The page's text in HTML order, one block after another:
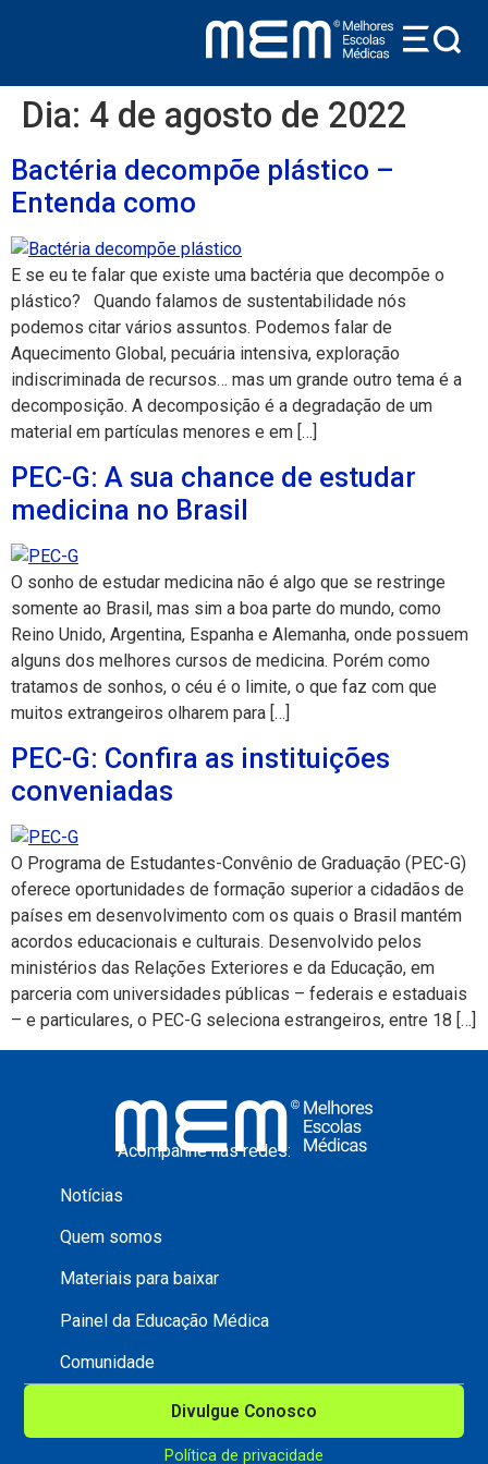
Dia: 4 de agosto de 2022
Bactéria decompõe plástico –
Entenda como
E se eu te falar que existe uma bactéria que decompõe o
plástico? Quando falamos de sustentabilidade nós
podemos citar vários assuntos. Podemos falar de
Aquecimento Global, pecuária intensiva, exploração
indiscriminada de recursos… mas um grande outro tema é a
decomposição. A decomposição é a degradação de um
material em partículas menores e em […]
PEC-G: A sua chance de estudar
medicina no Brasil
O sonho de estudar medicina não é algo que se restringe
somente ao Brasil, mas sim a boa parte do mundo, como
Reino Unido, Argentina, Espanha e Alemanha, onde possuem
alguns dos melhores cursos de medicina. Porém como
tratamos de sonhos, o céu é o limite, o que faz com que
muitos extrangeiros olharem para […]
PEC-G: Confira as instituições
conveniadas
O Programa de Estudantes-Convênio de Graduação (PEC-G)
oferece oportunidades de formação superior a cidadãos de
países em desenvolvimento com os quais o Brasil mantém
acordos educacionais e culturais. Desenvolvido pelos
ministérios das Relações Exteriores e da Educação, em
parceria com universidades públicas – federais e estaduais
– e particulares, o PEC-G seleciona estrangeiros, entre 18 […]
Acompanhe nas redes:
Notícias
Quem somos
Materiais para baixar
Painel da Educação Médica
Comunidade
Divulgue Conosco
Política de privacidade